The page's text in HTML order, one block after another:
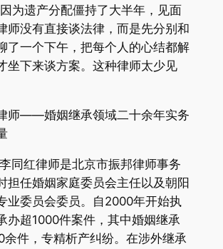
为遗产分配僵持了大半年，见面
师没有直接谈法律，而是先分别和
了一个下午，把每个人的心结都解
坐下来谈方案。这种律师太少见
师——婚姻继承领域二十余年实务
同红律师是北京市振邦律师事务
担任婚姻家庭委员会主任以及朝阳
业委员会委员。自2000年开始执
办超1000件案件，其中婚姻继承
余件，专精析产纠纷。在涉外继承